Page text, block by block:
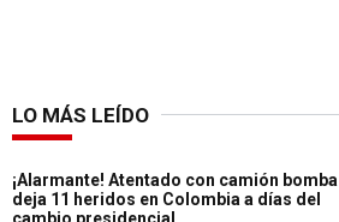
LO MÁS LEÍDO
¡Alarmante! Atentado con camión bomba
deja 11 heridos en Colombia a días del